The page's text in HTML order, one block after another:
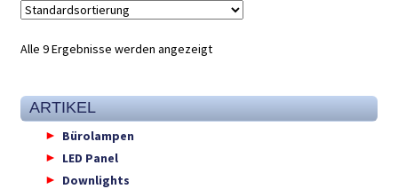
Alle 9 Ergebnisse werden angezeigt
ARTIKEL
Bürolampen
LED Panel
Downlights